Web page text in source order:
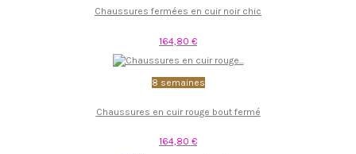
Chaussures fermées en cuir noir chic
164,80 €
8 semaines
Chaussures en cuir rouge bout fermé
164,80 €